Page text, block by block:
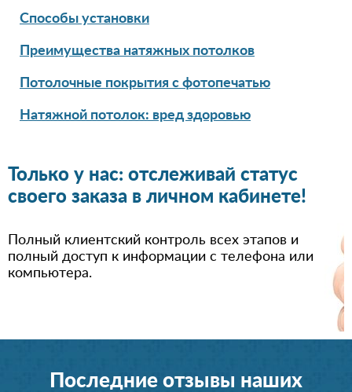
Способы установки
Преимущества натяжных потолков
Потолочные покрытия с фотопечатью
Натяжной потолок: вред здоровью
Только у нас: отслеживай статус
своего заказа в личном кабинете!
Полный клиентский контроль всех этапов и
полный доступ к информации с телефона или
компьютера.
Последние отзывы наших